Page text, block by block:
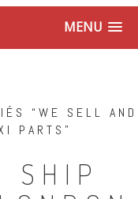
MENU
“WE SELL AND
PARTS”
SHIP